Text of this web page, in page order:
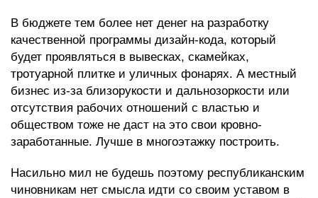
В бюджете тем более нет денег на разработку
качественной программы дизайн-кода, который
будет проявляться в вывесках, скамейках,
тротуарной плитке и уличных фонарях. А местный
бизнес из-за близорукости и дальнозоркости или
отсутствия рабочих отношений с властью и
обществом тоже не даст на это свои кровно-
заработанные. Лучше в многоэтажку построить.
Насильно мил не будешь поэтому республиканским
чиновникам нет смысла идти со своим уставом в